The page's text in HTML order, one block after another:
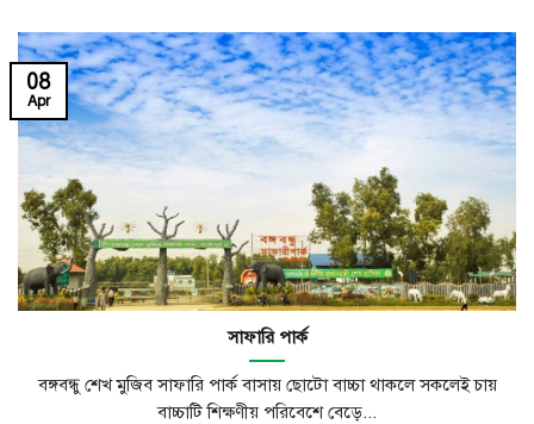
সাফারি পার্ক
বঙ্গবন্ধু শেখ মুজিব সাফারি পার্ক বাসায় ছোটো বাচ্চা থাকলে সকলেই চায়
বাচ্চাটি শিক্ষণীয় পরিবেশে বেড়ে...
08
Apr